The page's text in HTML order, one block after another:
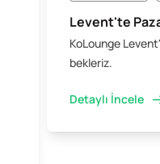
Levent'te
KoLounge
bekleriz.
Detaylı İncele